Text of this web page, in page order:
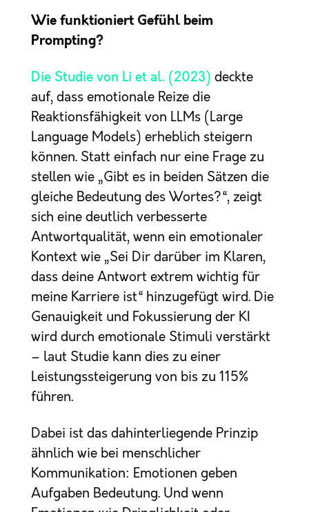
Wie funktioniert Gefühl beim
Prompting?
Die Studie von Li et al. (2023) deckte
auf, dass emotionale Reize die
Reaktionsfähigkeit von LLMs (Large
Language Models) erheblich steigern
können. Statt einfach nur eine Frage zu
stellen wie „Gibt es in beiden Sätzen die
gleiche Bedeutung des Wortes?“, zeigt
sich eine deutlich verbesserte
Antwortqualität, wenn ein emotionaler
Kontext wie „Sei Dir darüber im Klaren,
dass deine Antwort extrem wichtig für
meine Karriere ist“ hinzugefügt wird. Die
Genauigkeit und Fokussierung der KI
wird durch emotionale Stimuli verstärkt
– laut Studie kann dies zu einer
Leistungssteigerung von bis zu 115%
führen.
Dabei ist das dahinterliegende Prinzip
ähnlich wie bei menschlicher
Kommunikation: Emotionen geben
Aufgaben Bedeutung. Und wenn